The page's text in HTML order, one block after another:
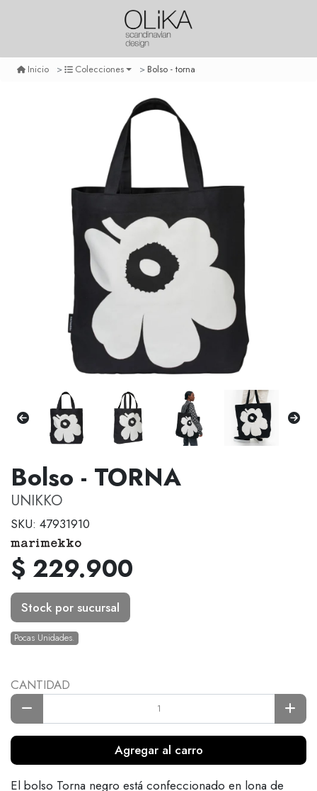
Inicio Colecciones Bolso - torna
Bolso - TORNA
UNIKKO
SKU: 47931910
$ 229.900
Stock por sucursal
Pocas Unidades.
CANTIDAD
Agregar al carro
El bolso Torna negro está confeccionado en lona de